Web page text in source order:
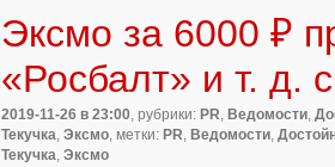
Эксмо за 6000 ₽
«Росбалт» и т. д.
2019-11-26 в 23:00, рубрики: PR, Ведомости,
Текучка, Эксмо, метки: PR, Ведомости,
Текучка, Эксмо